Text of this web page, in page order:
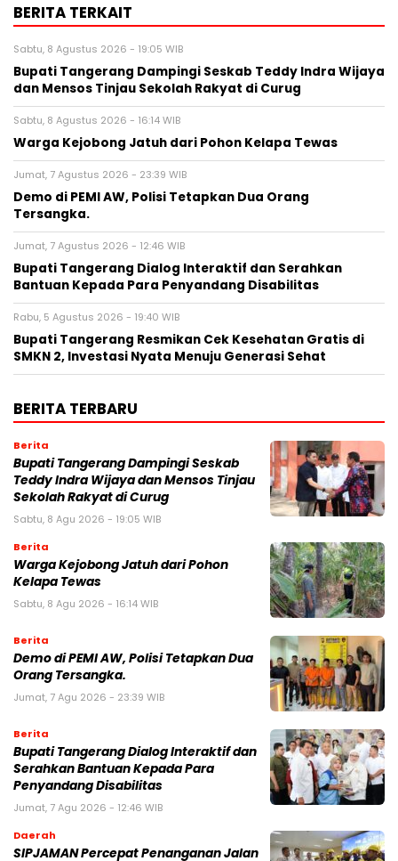
BERITA TERKAIT
Sabtu, 8 Agustus 2026 - 19:05 WIB
Bupati Tangerang Dampingi Seskab Teddy Indra Wijaya
dan Mensos Tinjau Sekolah Rakyat di Curug
Sabtu, 8 Agustus 2026 - 16:14 WIB
Warga Kejobong Jatuh dari Pohon Kelapa Tewas
Jumat, 7 Agustus 2026 - 23:39 WIB
Demo di PEMI AW, Polisi Tetapkan Dua Orang
Tersangka.
Jumat, 7 Agustus 2026 - 12:46 WIB
Bupati Tangerang Dialog Interaktif dan Serahkan
Bantuan Kepada Para Penyandang Disabilitas
Rabu, 5 Agustus 2026 - 19:40 WIB
‎Bupati Tangerang Resmikan Cek Kesehatan Gratis di
SMKN 2, Investasi Nyata Menuju Generasi Sehat
BERITA TERBARU
Berita
Bupati Tangerang Dampingi Seskab
Teddy Indra Wijaya dan Mensos Tinjau
Sekolah Rakyat di Curug
Sabtu, 8 Agu 2026 - 19:05 WIB
Berita
Warga Kejobong Jatuh dari Pohon
Kelapa Tewas
Sabtu, 8 Agu 2026 - 16:14 WIB
Berita
Demo di PEMI AW, Polisi Tetapkan Dua
Orang Tersangka.
Jumat, 7 Agu 2026 - 23:39 WIB
Berita
Bupati Tangerang Dialog Interaktif dan
Serahkan Bantuan Kepada Para
Penyandang Disabilitas
Jumat, 7 Agu 2026 - 12:46 WIB
Daerah
SIPJAMAN Percepat Penanganan Jalan